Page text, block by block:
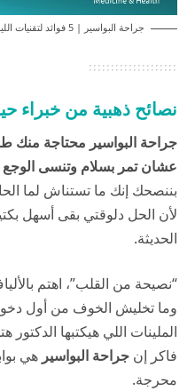
جراحة البواسير | 5 فوائد لتقنيات الليزر الحديثة 31
نصائح ذهبية من خبراء
جراحة البواسير محتاجة منك
عشان تمر بسلام وتنسى الوجع
بننصحك إنك ما تستناش لما
لأن الحل دلوقتي بقى أسهل
الحديثة.
“نصيحة من القلب”، اهتم
وما تخليش الخوف من أول
الملينات اللي هيكتبها
فاكر إن جراحة البواسير هي
محرجة.